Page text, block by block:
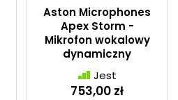
Aston Microphones
Apex Storm -
Mikrofon wokalowy
dynamiczny
Jest
753,00 zł